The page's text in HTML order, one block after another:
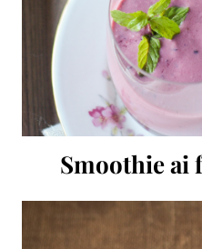
Smoothie ai